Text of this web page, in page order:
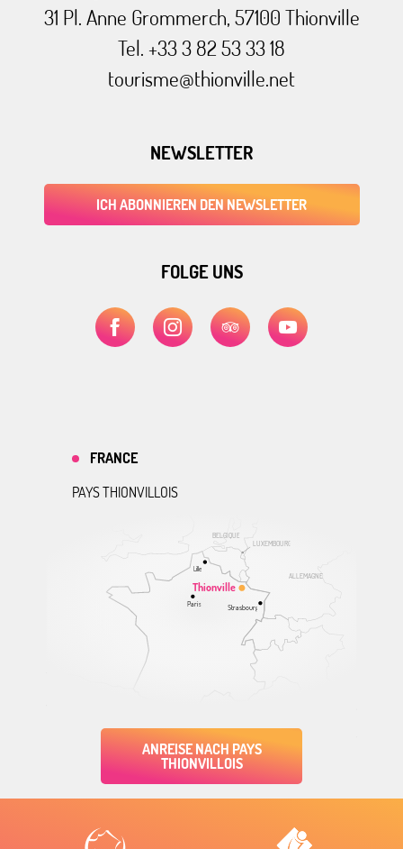
31 Pl. Anne Grommerch, 57100 Thionville
Tel. +33 3 82 53 33 18
tourisme@thionville.net
NEWSLETTER
ICH ABONNIEREN DEN NEWSLETTER
FOLGE UNS
ALLEMAGNE
BELGIQUE
LUXEMBOURG
Thionville
Lille
Paris Strasbourg
FRANCE
PAYS THIONVILLOIS
ANREISE NACH PAYS
THIONVILLOIS